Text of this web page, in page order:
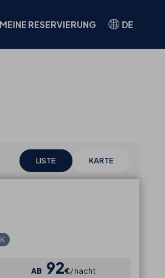
MEINE RESERVIERUNG DE
LISTE KARTE
AB 92€ nacht